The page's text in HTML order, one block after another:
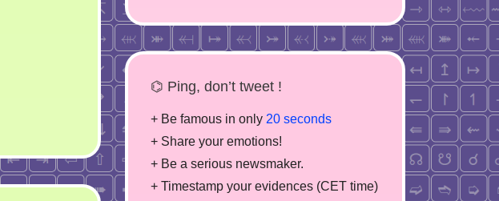
⌬ Ping, don’t tweet !
+ Be famous in only 20 seconds
+ Share your emotions!
+ Be a serious newsmaker.
+ Timestamp your evidences (CET time)